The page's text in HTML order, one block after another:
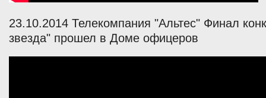
23.10.2014 Телекомпания "Альтес" Финал
звезда" прошел в Доме офицеров